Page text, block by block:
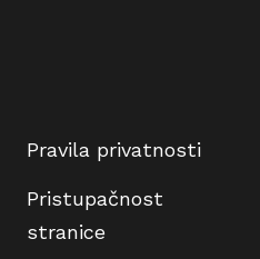
Pravila privatnosti
Pristupačnost
stranice